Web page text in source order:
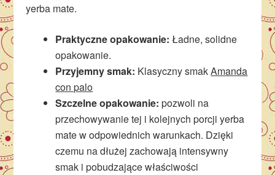
yerba mate.
Praktyczne opakowanie: Ładne, solidne
opakowanie.
Przyjemny smak: Klasyczny smakAmanda
con palo
Szczelne opakowanie:pozwoli na
przechowywanie tej i kolejnych porcji yerba
mate w odpowiednich warunkach. Dzięki
czemu na dłużej zachowają intensywny
smak i pobudzające właściwości